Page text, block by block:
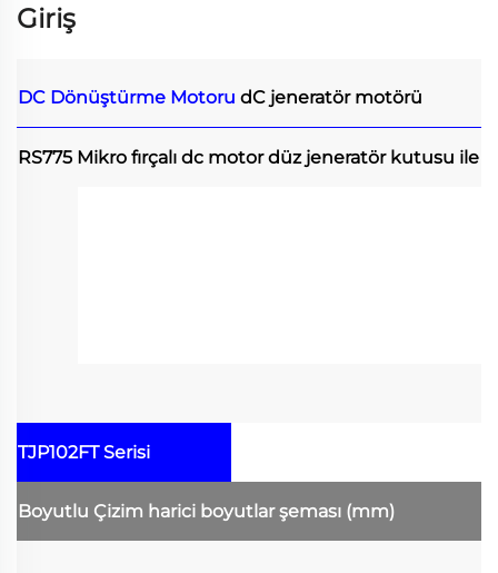
Giriş
DC Dönüştürme Motoru dC jeneratör motörü
RS775 Mikro fırçalı dc motor düz jeneratör kutusu ile
TJP102FT Serisi
Boyutlu Çizim harici boyutlar şeması (mm)